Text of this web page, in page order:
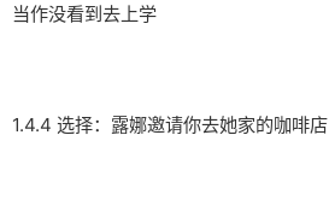
当作没看到去上学
1.4.4 选择：露娜邀请你去她家的咖啡店